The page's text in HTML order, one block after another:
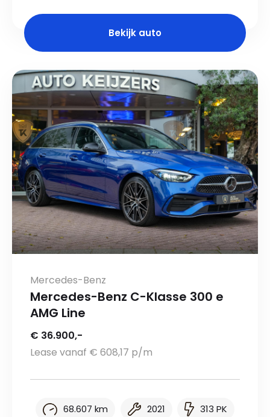
Bekijk auto
Mercedes-Benz
Mercedes-Benz C-Klasse 300 e
AMG Line
€ 36.900,-
Lease vanaf € 608,17 p/m
68.607 km 2021 313 PK